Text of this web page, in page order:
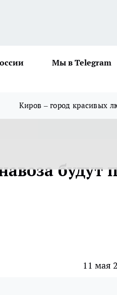
Мы в Telegram
Киров – город красивых
будут
11 мая